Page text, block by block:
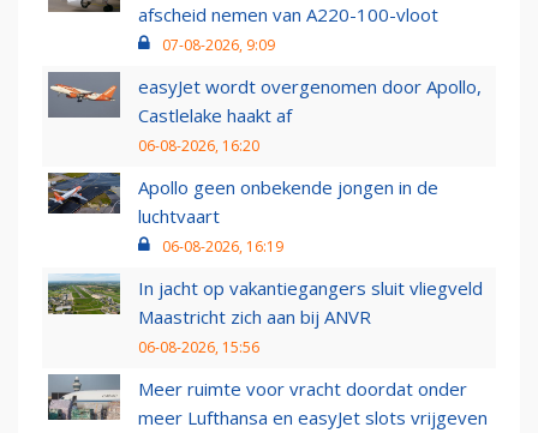
afscheid nemen van A220-100-vloot
07-08-2026, 9:09
easyJet wordt overgenomen door Apollo,
Castlelake haakt af
06-08-2026, 16:20
Apollo geen onbekende jongen in de
luchtvaart
06-08-2026, 16:19
In jacht op vakantiegangers sluit vliegveld
Maastricht zich aan bij ANVR
06-08-2026, 15:56
Meer ruimte voor vracht doordat onder
meer Lufthansa en easyJet slots vrijgeven